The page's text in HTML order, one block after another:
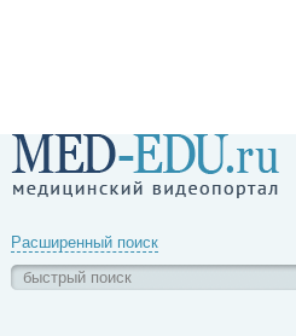
Расширенный поиск